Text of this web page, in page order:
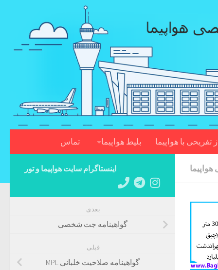
تفریحی با هواپیما بلیط هواپیما تماس
هواپیما اینستاگرام سایت هواپیما و تور
بعدی
گواهینامه جت شخصی
قبلی
گواهینامه صلاحیت خلبانی MPL